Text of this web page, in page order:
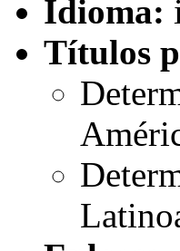
Idioma:
Títulos